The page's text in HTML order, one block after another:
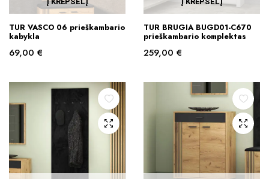
TUR VASCO 06 prieškambario
kabykla
69,00 €
TUR BRUGIA BUGD01-C670
prieškambario komplektas
259,00 €